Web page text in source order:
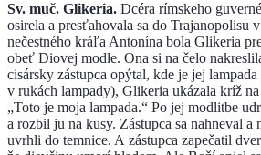
Sv. muč. Glikeria. Dcéra rímskeho
osirela a presťahovala sa do Trajanopolisu
nečestného kráľa Antonína bola Glikeria
obeť Diovej modle. Ona si na čelo
cisársky zástupca opýtal, kde je jej
v rukách lampady), Glikeria ukázala kríž
„Toto je moja lampada.“ Po jej modlitbe
a rozbil ju na kusy. Zástupca sa nahneval a
uvrhli do temnice. A zástupca zapečatil